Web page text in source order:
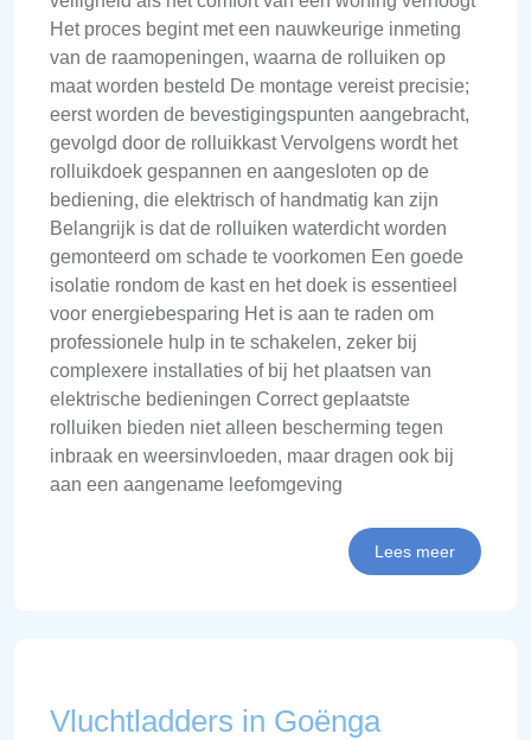
Het proces begint met een nauwkeurige inmeting
van de raamopeningen, waarna de rolluiken op
maat worden besteld De montage vereist precisie;
eerst worden de bevestigingspunten aangebracht,
gevolgd door de rolluikkast Vervolgens wordt het
rolluikdoek gespannen en aangesloten op de
bediening, die elektrisch of handmatig kan zijn
Belangrijk is dat de rolluiken waterdicht worden
gemonteerd om schade te voorkomen Een goede
isolatie rondom de kast en het doek is essentieel
voor energiebesparing Het is aan te raden om
professionele hulp in te schakelen, zeker bij
complexere installaties of bij het plaatsen van
elektrische bedieningen Correct geplaatste
rolluiken bieden niet alleen bescherming tegen
inbraak en weersinvloeden, maar dragen ook bij
aan een aangename leefomgeving
Lees meer
Vluchtladders in Goënga